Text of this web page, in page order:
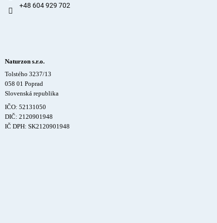
+48 604 929 702
Naturzon s.r.o.
Tolstého 3237/13
058 01 Poprad
Slovenská republika
IČO: 52131050
DIČ: 2120901948
IČ DPH: SK2120901948